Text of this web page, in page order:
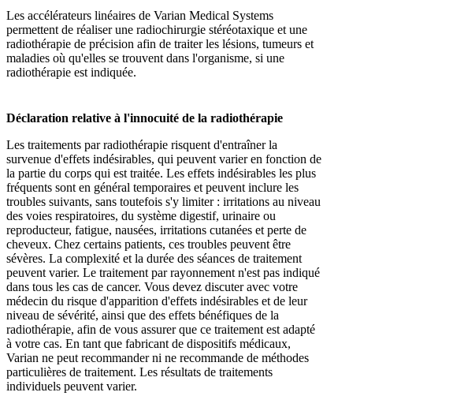
Les accélérateurs linéaires de Varian Medical Systems
permettent de réaliser une radiochirurgie stéréotaxique et une
radiothérapie de précision afin de traiter les lésions, tumeurs et
maladies où qu'elles se trouvent dans l'organisme, si une
radiothérapie est indiquée.
Déclaration relative à l'innocuité de la radiothérapie
Les traitements par radiothérapie risquent d'entraîner la
survenue d'effets indésirables, qui peuvent varier en fonction de
la partie du corps qui est traitée. Les effets indésirables les plus
fréquents sont en général temporaires et peuvent inclure les
troubles suivants, sans toutefois s'y limiter : irritations au niveau
des voies respiratoires, du système digestif, urinaire ou
reproducteur, fatigue, nausées, irritations cutanées et perte de
cheveux. Chez certains patients, ces troubles peuvent être
sévères. La complexité et la durée des séances de traitement
peuvent varier. Le traitement par rayonnement n'est pas indiqué
dans tous les cas de cancer. Vous devez discuter avec votre
médecin du risque d'apparition d'effets indésirables et de leur
niveau de sévérité, ainsi que des effets bénéfiques de la
radiothérapie, afin de vous assurer que ce traitement est adapté
à votre cas. En tant que fabricant de dispositifs médicaux,
Varian ne peut recommander ni ne recommande de méthodes
particulières de traitement. Les résultats de traitements
individuels peuvent varier.